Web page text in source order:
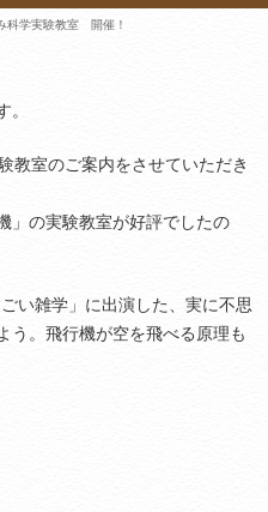
科学実験教室 開催！
。
教室のご案内をさせていただき
」の実験教室が好評でしたの
い雑学」に出演した、実に不思
う。飛行機が空を飛べる原理も